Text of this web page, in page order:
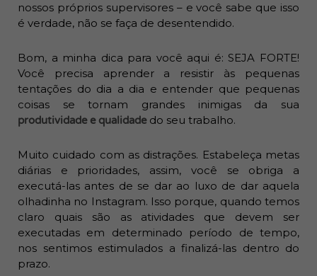
nossos próprios supervisores – e você sabe que isso
é verdade, não se faça de desentendido.
Bom, a minha dica para você aqui é: SEJA FORTE!
Você precisa aprender a resistir às pequenas
tentações do dia a dia e entender que pequenas
coisas se tornam grandes inimigas da sua
produtividade e qualidadedo seu trabalho.
Muito cuidado com as distrações. Estabeleça metas
diárias e prioridades, assim, você se obriga a
executá-las antes de se dar ao luxo de dar aquela
olhadinha no Instagram. Isso porque, quando temos
claro quais são as atividades que devem ser
executadas em determinado período de tempo,
nos sentimos estimulados a finalizá-las dentro do
prazo.